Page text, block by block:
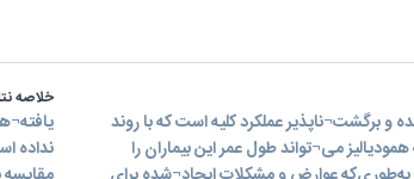
و برگشت¬ناپذیر عملکرد کلیه است که با روند
می¬تواند طول عمر این بیماران را
خلاصه